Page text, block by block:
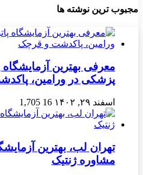
مجبوب ترین نوشته ها
معرفی بهترین آزمایشگاه
پزشکی در ورامین،
اسفند ۲۹, ۱۴۰۲ 16
1,705
تهران لب، بهترین
مشاوره ژنتیک